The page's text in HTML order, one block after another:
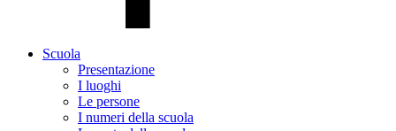
Scuola
Presentazione
I luoghi
Le persone
I numeri della scuola